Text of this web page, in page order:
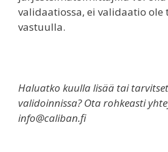
validaatiossa, ei validaatio
vastuulla.
Haluatko kuulla lisää tai
validoinnissa? Ota rohkeasti
info@caliban.fi